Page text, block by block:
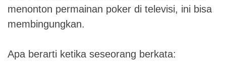
menonton permainan poker di televisi, ini bisa
membingungkan.
Apa berarti ketika seseorang berkata: